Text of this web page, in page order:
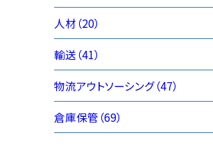
人材（20）
輸送（41）
物流アウトソーシング（47）
倉庫保管（69）